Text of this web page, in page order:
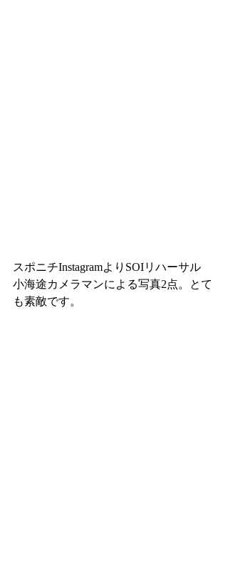
スポニチInstagramよりSOIリハーサル
小海途カメラマンによる写真2点。とて
も素敵です。